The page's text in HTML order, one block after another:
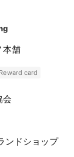
舗
Reward card
会
ンドショップ